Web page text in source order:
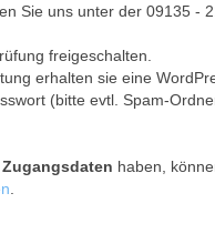
Sie uns unter der 09135 -
freigeschalten.
erhalten sie eine
(bitte evtl. Spam-
haben,